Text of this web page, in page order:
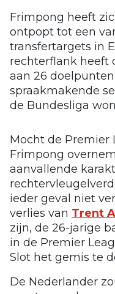
Frimpong heeft
ontpopt tot een
transfertargets in
rechterflank heeft
aan 26
spraakmakende
de Bundesliga
Mocht de Premier
Frimpong
aanvallende
ieder geval niet
verlies van Trent
zijn, de 26-jarige
in de Premier
Slot het gemis te
De Nederlander